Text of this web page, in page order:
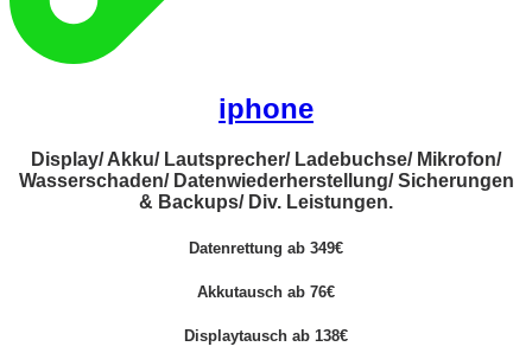
iphone
Display/ Akku/ Lautsprecher/ Ladebuchse/ Mikrofon/
Wasserschaden/ Datenwiederherstellung/ Sicherungen
& Backups/ Div. Leistungen.
Datenrettung ab 349€
Akkutausch ab 76€
Displaytausch ab 138€